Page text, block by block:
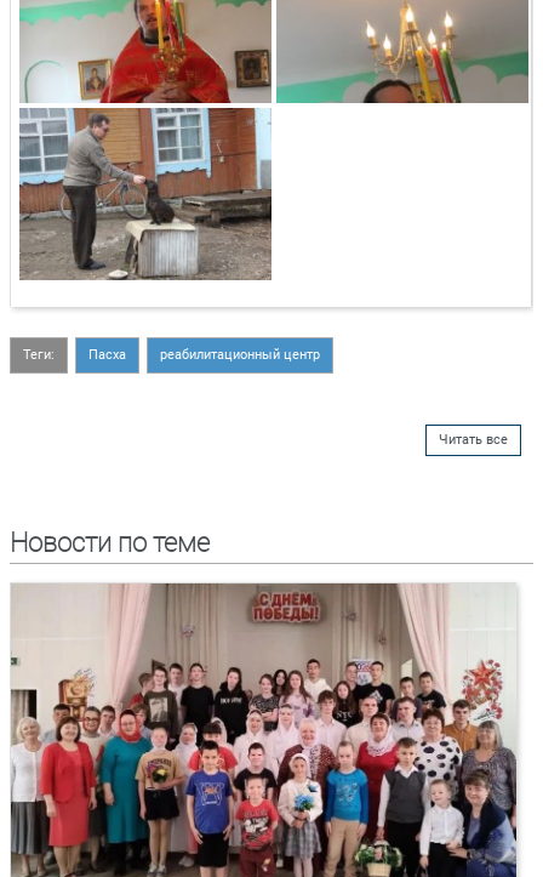
Теги: Пасха реабилитационный центр
Читать все
Новости по теме